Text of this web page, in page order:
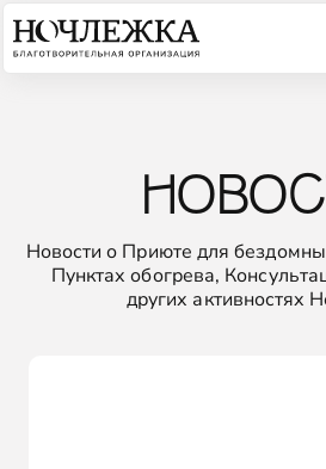
Новости о Приюте для
Пунктах обогрева,
других активностях